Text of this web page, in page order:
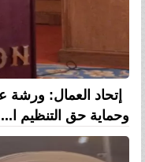
إتحاد العمال: ورشة
وحماية حق التنظيم ا...